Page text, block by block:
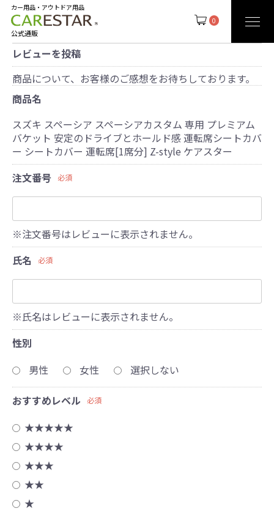
0
カー用品・アウトドア用品
公式通販
レビューを投稿
商品について、お客様のご感想をお待ちしております。
商品名
スズキ スペーシア スペーシアカスタム 専用 プレミアム
バケット 安定のドライブとホールド感 運転席シートカバ
ー シートカバー 運転席[1席分] Z-style ケアスター
注文番号
必須
※注文番号はレビューに表示されません。
氏名
必須
※氏名はレビューに表示されません。
性別
男性
女性 選択しない
おすすめレベル 必須
★★★★★
★★★★
★★★
★★
★